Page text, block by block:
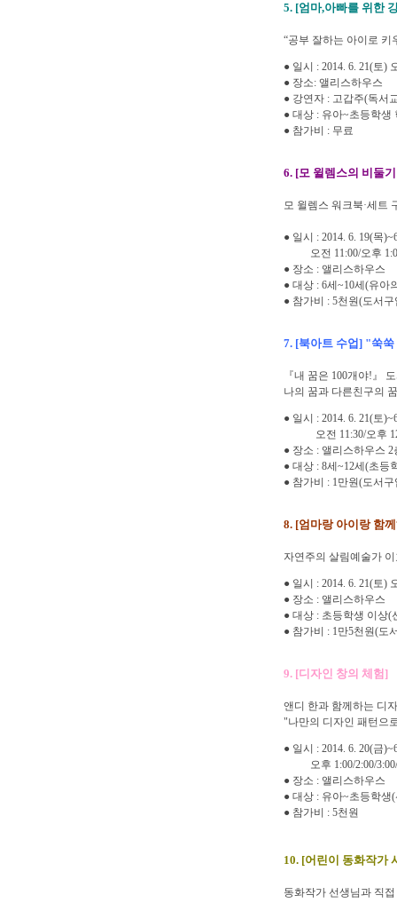
5. [엄마,아빠를 위한
“공부 잘하는 아이로 키
● 일시 : 2014. 6. 21(토)
● 장소: 앨리스하우스
● 강연자 : 고갑주(독서
● 대상 : 유아~초등학생
● 참가비 : 무료
6. [모 윌렘스의 비둘
모 윌렘스 워크북·세트
● 일시 : 2014. 6. 19(목
오전 11:00/오후 1:00/
● 장소 : 앨리스하우스
● 대상 : 6세~10세(유아
● 참가비 : 5천원(도서
7. [북아트 수업] "쑥
『내 꿈은 100개야!』
나의 꿈과 다른친구의
● 일시 : 2014. 6. 21(토
오전 11:30/오후
● 장소 : 앨리스하우스 2
● 대상 : 8세~12세(초등
● 참가비 : 1만원(도서
8. [엄마랑 아이랑 함
자연주의 살림예술가
● 일시 : 2014. 6. 21(토)
● 장소 : 앨리스하우스
● 대상 : 초등학생 이상(
● 참가비 : 1만5천원(도
9. [디자인 창의 체험]
앤디 한과 함께하는 디
"나만의 디자인 패턴으
● 일시 : 2014. 6. 20(금
오후 1:00/2:00/3:00/
● 장소 : 앨리스하우스
● 대상 : 유아~초등학생
● 참가비 : 5천원
10. [어린이 동화작가
동화작가 선생님과 직